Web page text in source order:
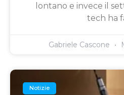
lontano e invece il
tech ha
Gabriele Cascone
Notizie